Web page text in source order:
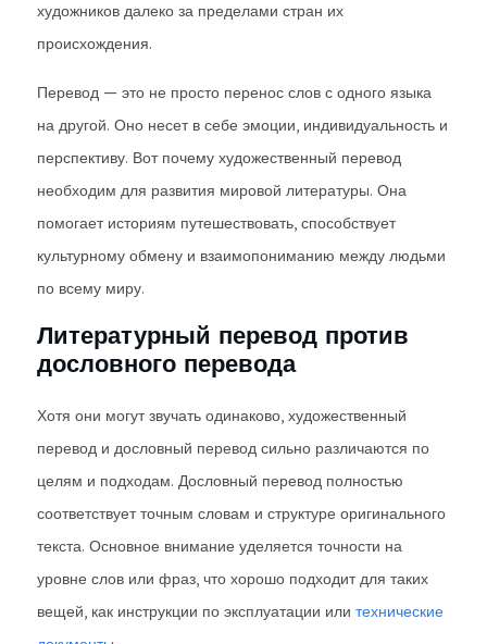
художников далеко за пределами стран их
происхождения.
Перевод — это не просто перенос слов с одного языка
на другой. Оно несет в себе эмоции, индивидуальность и
перспективу. Вот почему художественный перевод
необходим для развития мировой литературы. Она
помогает историям путешествовать, способствует
культурному обмену и взаимопониманию между людьми
по всему миру.
Литературный перевод против
дословного перевода
Хотя они могут звучать одинаково, художественный
перевод и дословный перевод сильно различаются по
целям и подходам. Дословный перевод полностью
соответствует точным словам и структуре оригинального
текста. Основное внимание уделяется точности на
уровне слов или фраз, что хорошо подходит для таких
вещей, как инструкции по эксплуатации или технические